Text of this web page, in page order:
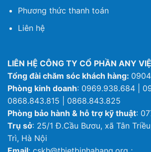
Phương thức thanh toán
Liên hệ
LIÊN HỆ CÔNG TY CỔ PHẦN ANY
Tổng đài chăm sóc khách hàng:
Phòng kinh doanh: 0969.938.684 |
0868.843.815 | 0868.843.825
Phòng bảo hành & hỗ trợ kỹ thuật:
Trụ sở: 25/1 Đ.Cầu Bươu, xã Tân
Trì, Hà Nội